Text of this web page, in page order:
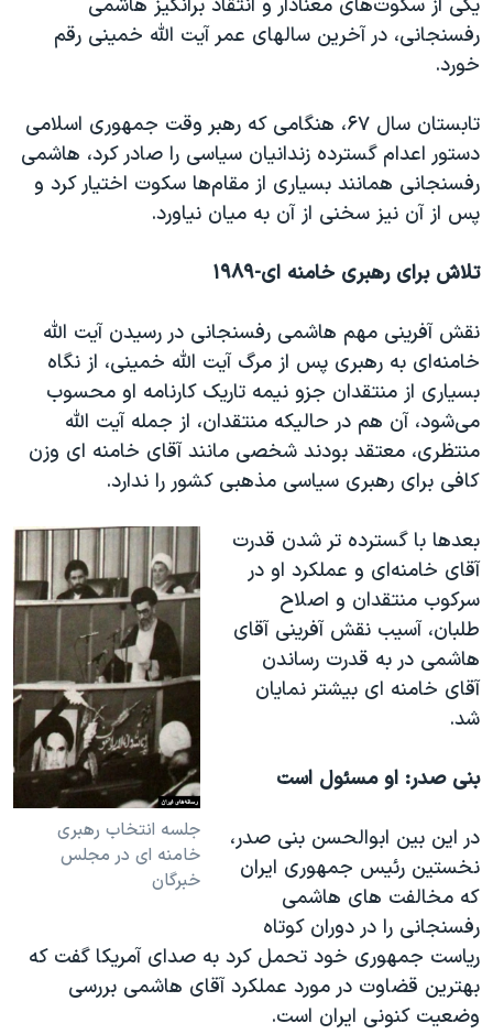
یکی از سکوت‌های معنادار و انتقاد برانگیز هاشمی
رفسنجانی، در آخرین سالهای عمر آیت الله خمینی رقم
خورد.
تابستان سال ۶۷، هنگامی که رهبر وقت جمهوری اسلامی
دستور اعدام گسترده زندانیان سیاسی را صادر کرد، هاشمی
رفسنجانی همانند بسیاری از مقام‌ها سکوت اختیار کرد و
پس از آن نیز سخنی از آن به میان نیاورد.
تلاش برای رهبری خامنه ای-۱۹۸۹
نقش آفرینی مهم هاشمی رفسنجانی در رسیدن آیت الله
خامنه‌ای به رهبری پس از مرگ آیت الله خمینی، از نگاه
بسیاری از منتقدان جزو نیمه تاریک کارنامه او محسوب
می‌شود، آن هم در حالیکه منتقدان، از جمله آیت الله
منتظری، معتقد بودند شخصی مانند آقای خامنه ای وزن
کافی برای رهبری سیاسی مذهبی کشور را ندارد.
جلسه انتخاب رهبری
خامنه ای در مجلس
خبرگان
بعدها با گسترده تر شدن قدرت
آقای خامنه‌ای و عملکرد او در
سرکوب منتقدان و اصلاح
طلبان، آسیب نقش آفرینی آقای
هاشمی در به قدرت رساندن
آقای خامنه ای بیشتر نمایان
شد.
بنی صدر: او مسئول است
در این بین ابوالحسن بنی صدر،
نخستین رئیس جمهوری ایران
که مخالفت های هاشمی
رفسنجانی را در دوران کوتاه
ریاست جمهوری خود تحمل کرد به صدای آمریکا گفت که
بهترین قضاوت در مورد عملکرد آقای هاشمی بررسی
وضعیت کنونی ایران است.